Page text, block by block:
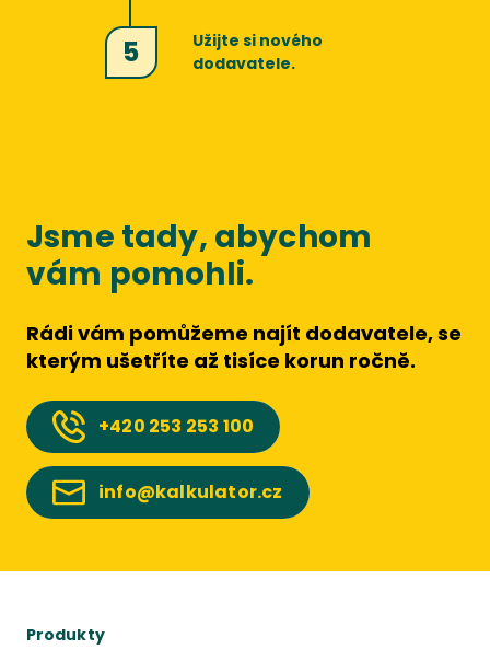
5
Užijte si nového
dodavatele.
Jsme tady, abychom
vám pomohli.
Rádi vám pomůžeme najít dodavatele, se
kterým ušetříte až tisíce korun ročně.
+420 253 253 100
info@kalkulator.cz
Produkty